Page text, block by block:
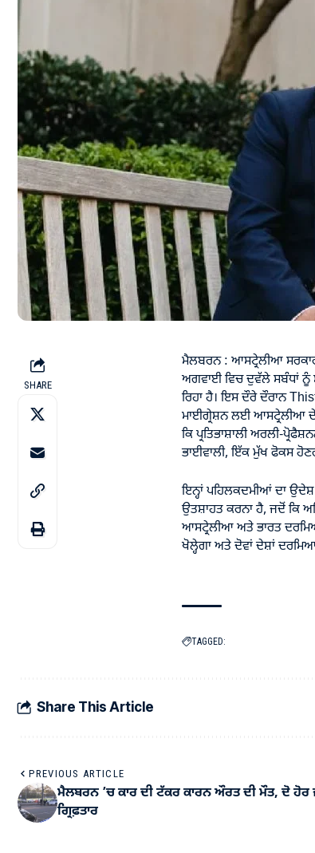
SHARE
ਮੈਲਬਰਨ : ਆਸਟ੍ਰੇਲੀਆ
ਅਗਵਾਈ ਵਿਚ ਦੁਵੱਲੇ ਸਬੰਧਾਂ ਨੂੰ
ਰਿਹਾ ਹੈ। ਇਸ ਦੌਰੇ ਦੌਰਾਨ
ਮਾਈਗ੍ਰੇਸ਼ਨ ਲਈ ਆਸਟ੍ਰੇਲੀਆ ਦੇ
ਕਿ ਪ੍ਰਤਿਭਾਸ਼ਾਲੀ ਅਰਲੀ-
ਭਾਈਵਾਲੀ, ਇੱਕ ਮੁੱਖ ਫੋਕਸ
ਇਨ੍ਹਾਂ ਪਹਿਲਕਦਮੀਆਂ ਦਾ
ਉਤਸ਼ਾਹਤ ਕਰਨਾ ਹੈ, ਜਦੋਂ ਕਿ
ਆਸਟ੍ਰੇਲੀਆ ਅਤੇ ਭਾਰਤ
ਖੋਲ੍ਹੇਗਾ ਅਤੇ ਦੋਵਾਂ ਦੇਸ਼ਾਂ
TAGGED:
Share This Article
PREVIOUS ARTICLE
ਮੈਲਬਰਨ ’ਚ ਕਾਰ ਦੀ ਟੱਕਰ ਕਾਰਨ ਔਰਤ ਦੀ ਮੌਤ, ਦੋ
ਗ੍ਰਿਫ਼ਤਾਰ